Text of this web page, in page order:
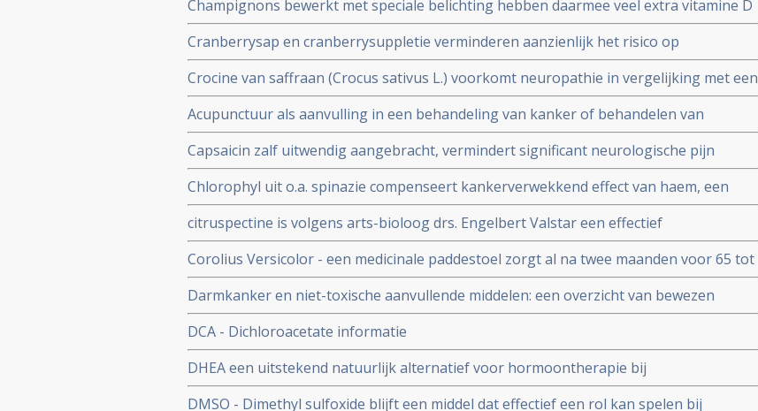
Champignons bewerkt met speciale belichting hebben daarmee veel extra vitamine D
en kunnen vitamine-D supplementen vervangen
Cranberrysap en cranberrysuppletie verminderen aanzienlijk het risico op
urineweginfecties bij daarvoor gevoelige mensen blijkt uit grote meta-analyse studie
Crocine van saffraan (Crocus sativus L.) voorkomt neuropathie in vergelijking met een
placebo bij kankerpatienten die chemo kregen
Acupunctuur als aanvulling in een behandeling van kanker of behandelen van
bijwerkingen veroorzaakt door bv. chemokuren bij elkaar gezet in aparte
artikelenreeks
Capsaicin zalf uitwendig aangebracht, vermindert significant neurologische pijn
(zenuwpijnen) veroorzaakt door operatieve ingrepen bij kankerpatiënten maar
chilipepers met veel capsaicin werken ook goed als pijnstiller.
Chlorophyl uit o.a. spinazie compenseert kankerverwekkend effect van haem, een
stofje veel en voornamelijk voorkomend in rood vlees
citruspectine is volgens arts-bioloog drs. Engelbert Valstar een effectief
voedingssupplement bij o.a. prostaatkanker en darmkanker
Corolius Versicolor - een medicinale paddestoel zorgt al na twee maanden voor 65 tot
77% verhoogde T-cel activiteit bij 36 patiënten met het CMV = Chronisch
Vermoeidheids Syndroom en/of verstoorde immuunfunctie.
Darmkanker en niet-toxische aanvullende middelen: een overzicht van bewezen
effectieve niet-toxische behandelingen, middelen en voedingstoffen
DCA - Dichloroacetate informatie
DHEA een uitstekend natuurlijk alternatief voor hormoontherapie bij
postmenopausale vrouwen - 50 tot 65 jaar
DMSO - Dimethyl sulfoxide blijft een middel dat effectief een rol kan spelen bij